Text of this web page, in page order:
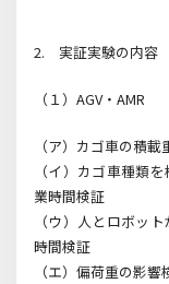
2. 実証実験の内容
（１）AGV・AMR
（ア）カゴ車の積
（イ）カゴ車種類
業時間検証
（ウ）人とロボッ
時間検証
（エ）偏荷重の影響